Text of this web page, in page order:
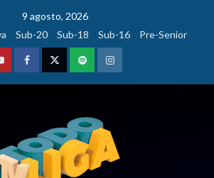
9 agosto, 2026
Sub-20 Sub-18 Sub-16 Pre-Senior
FacebookTwitterPodcastInstagram